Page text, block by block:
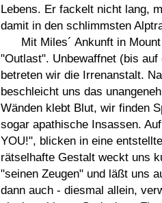
Lebens. Er fackelt nicht lang,
damit in den schlimmsten
Mit Miles´ Ankunft in
"Outlast". Unbewaffnet (bis
betreten wir die Irrenanstalt.
beschleicht uns das
Wänden klebt Blut, wir finden
sogar apathische Insassen.
YOU!", blicken in eine
rätselhafte Gestalt weckt uns
"seinen Zeugen" und läßt uns
dann auch - diesmal allein,